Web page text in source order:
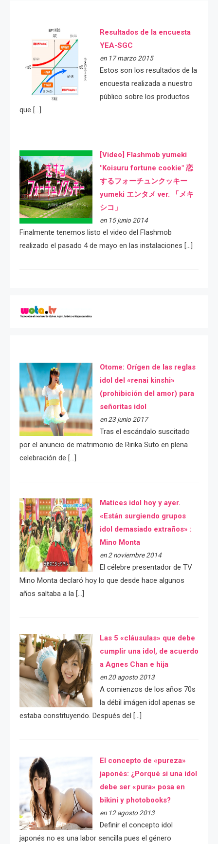
Resultados de la encuesta
YEA-SGC
en 17 marzo 2015
Estos son los resultados de la
encuesta realizada a nuestro
público sobre los productos
que […]
[Video] Flashmob yumeki
"Koisuru fortune cookie" 恋
するフォーチュンクッキー
yumeki エンタメ ver. 「メキ
シコ」
en 15 junio 2014
Finalmente tenemos listo el video del Flashmob
realizado el pasado 4 de mayo en las instalaciones […]
Otome: Orígen de las reglas
idol del «renai kinshi»
(prohibición del amor) para
señoritas idol
en 23 junio 2017
Tras el escándalo suscitado
por el anuncio de matrimonio de Ririka Suto en plena
celebración de […]
Matices idol hoy y ayer.
«Están surgiendo grupos
idol demasiado extraños» :
Mino Monta
en 2 noviembre 2014
El célebre presentador de TV
Mino Monta declaró hoy lo que desde hace algunos
años saltaba a la […]
Las 5 «cláusulas» que debe
cumplir una idol, de acuerdo
a Agnes Chan e hija
en 20 agosto 2013
A comienzos de los años 70s
la débil imágen idol apenas se
estaba constituyendo. Después del […]
El concepto de «pureza»
japonés: ¿Porqué si una idol
debe ser «pura» posa en
bikini y photobooks?
en 12 agosto 2013
Definir el concepto idol
japonés no es una labor sencilla pues el género